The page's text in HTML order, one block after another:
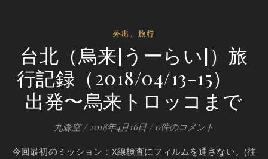
外出、旅行
台北（烏来[うーらい]）旅
行記録（2018/04/13-15）
出発〜烏来トロッコまで
九森空 / 2018年4月16日 / 0件のコメント
今回最初のミッション：X線検査にフィルムを通さない。(往